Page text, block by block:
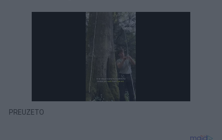
PREUZETO